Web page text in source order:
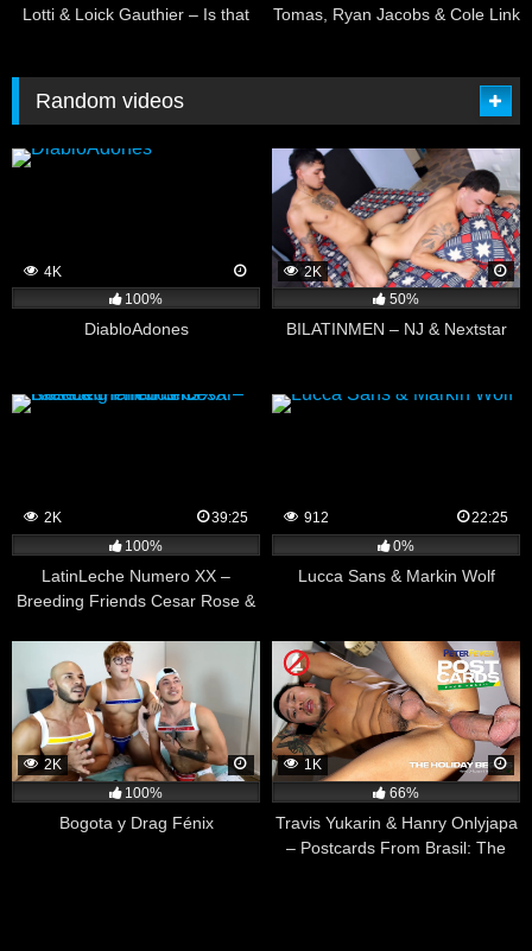
Lotti & Loick Gauthier – Is that
Tomas, Ryan Jacobs & Cole Link
Random videos
4K
100%
DiabloAdones
2K
50%
BILATINMEN – NJ & Nextstar
2K
39:25
100%
LatinLeche Numero XX –
Breeding Friends Cesar Rose &
912
22:25
0%
Lucca Sans & Markin Wolf
2K
100%
Bogota y Drag Fénix
1K
66%
Travis Yukarin & Hanry Onlyjapa
– Postcards From Brasil: The